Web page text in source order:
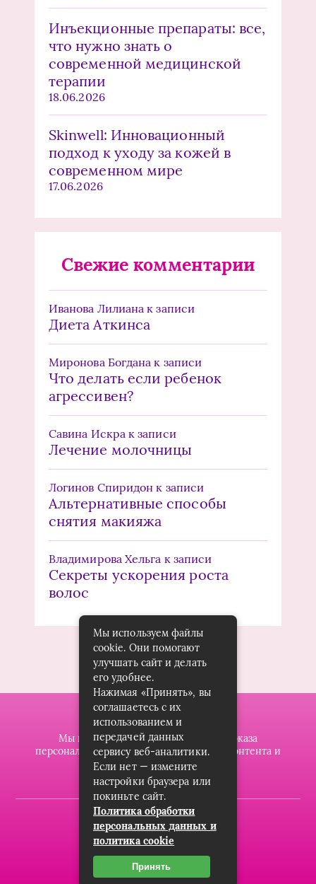
Инъекционные препараты: все,
что нужно знать о
современной медицинской
терапии
18.06.2026
Skinwell: Инновационный
подход к уходу за кожей в
современном мире
17.06.2026
Свежие комментарии
Иванова Лилиана к записи
Диета Аткинса
Миронова Богдана к записи
Что делать если ребенок
агрессивен?
Савина Искра к записи
Лечение молочницы
Логинов Спиридон к записи
Альтернативные способы
снятия макияжа
Владимирова Хельга к записи
Секреты ускорения роста
волос
Мы используем файлы cookie для показа
персонализированной рекламы и/или контента и
анализа нашего трафика.
2019-2023 © dzintarsshop.ru
Карта сайта
Пользовательское соглашение
Мы используем файлы
cookie. Они помогают
улучшать сайт и делать
его удобнее.
Нажимая «Принять», вы
соглашаетесь с их
использованием и
передачей данных
сервису веб-аналитики.
Если нет — измените
настройки браузера или
покиньте сайт.
Политика обработки
персональных данных и
политика cookie
Принять